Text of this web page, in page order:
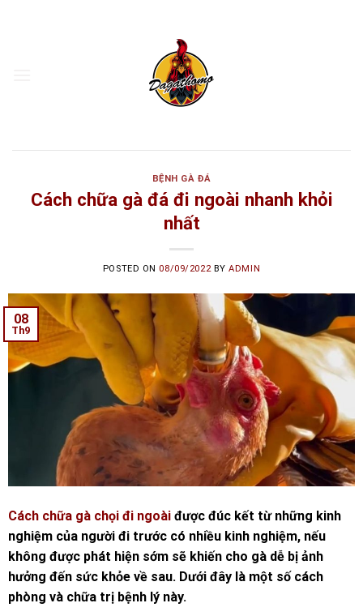
BỆNH GÀ ĐÁ
Cách chữa gà đá đi ngoài nhanh khỏi
nhất
POSTED ON 08/09/2022 BYADMIN
08
Th9
Cách chữa gà chọi đi ngoài được đúc kết từ những kinh
nghiệm của người đi trước có nhiều kinh nghiệm, nếu
không được phát hiện sớm sẽ khiến cho gà dễ bị ảnh
hưởng đến sức khỏe về sau. Dưới đây là một số cách
phòng và chữa trị bệnh lý này.